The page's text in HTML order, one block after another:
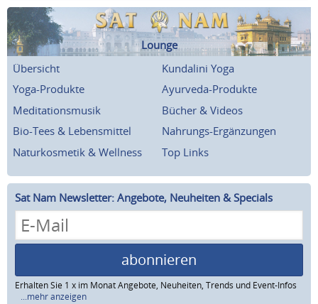
Lounge
Übersicht
Kundalini Yoga
Yoga-Produkte
Ayurveda-Produkte
Meditationsmusik
Bücher & Videos
Bio-Tees & Lebensmittel
Nahrungs-Ergänzungen
Naturkosmetik & Wellness
Top Links
Sat Nam Newsletter: Angebote, Neuheiten & Specials
abonnieren
Erhalten Sie 1 x im Monat Angebote, Neuheiten, Trends und Event-Infos
...mehr anzeigen